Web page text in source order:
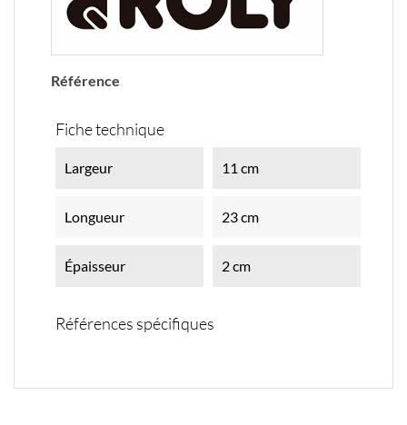
Référence
Fiche technique
Largeur 11 cm
Longueur 23 cm
Épaisseur 2 cm
Références spécifiques